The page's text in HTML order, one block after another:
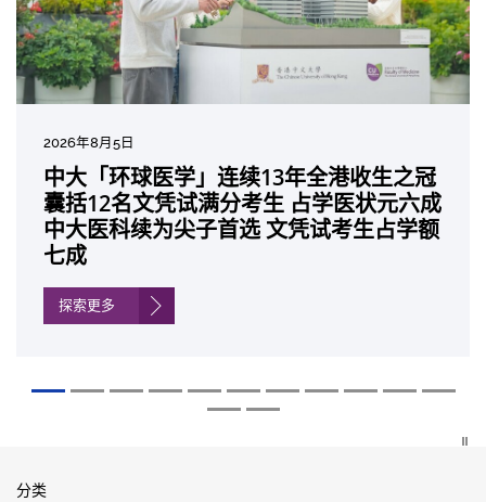
2026年8月5日
中大「环球医学」连续13年全港收生之冠
囊括12名文凭试满分考生 占学医状元六成
中大医科续为尖子首选 文凭试考生占学额
七成
探索更多
2026年7月10日
中大研发「AI-OCT」系统助测糖尿黄斑水
肿 假阳性转介个案锐减六成 缩短患者轮
候诊症时间
2026年7月10日
中大黄秀娟教授获颁中国工程界最高荣誉
「光华工程科技奖」 成为今届医药衞生领
域唯一香港学者
2026年7月7日
中大新设「香港中文大学凤凰奖学金」嘉
许公开试状元 鼓励学医状元走出课堂放眼
世界 装备21世纪妙手仁医
2026年6月29日
中大全新一站式PGT-Plus方案 精准辨识
传统检测中复杂基因异常「盲点」 降低人
工受孕流产及异常妊娠风险
2026年6月22日
中大发现青光眼治疗新靶点 小鼠实验证实
可恢复七成视力 有助开创崭新神经保护疗
法
2026年6月17日
中大成功拆解肝癌免疫治疗耐药性机制 揭
一种免疫细胞具「除废喂食」新功能助癌
细胞耐药性
2026年6月10日
中大与多名全球专家共同牵头跨国肺癌研
究 逾半晚期ALK阳性肺癌病人七年无恶化
因特定基因异常而引起的肺癌有望变成
「慢性病」 患者可与病共存
探索更多
2026年6月5日
中大教授陈重娥获颁「清野裕杰出领袖
奖」 成为本港首名学者荣膺亚洲糖尿病教
研最高荣誉
2026年6月2日
中大汇聚逾200位区域专家 探讨私人医疗
保险如何推动全民健康覆盖
探索更多
2026年5月19日
中大张源津医生成首位亚洲研究员 荣获国
际泌尿科权威奖项John K. Lattimer 讲座
奖
2026年5月14日
中大取得「从实验室到临床应用」研究突
破 初步证实GLP-1药物可改善严重中风康
复情况
分类